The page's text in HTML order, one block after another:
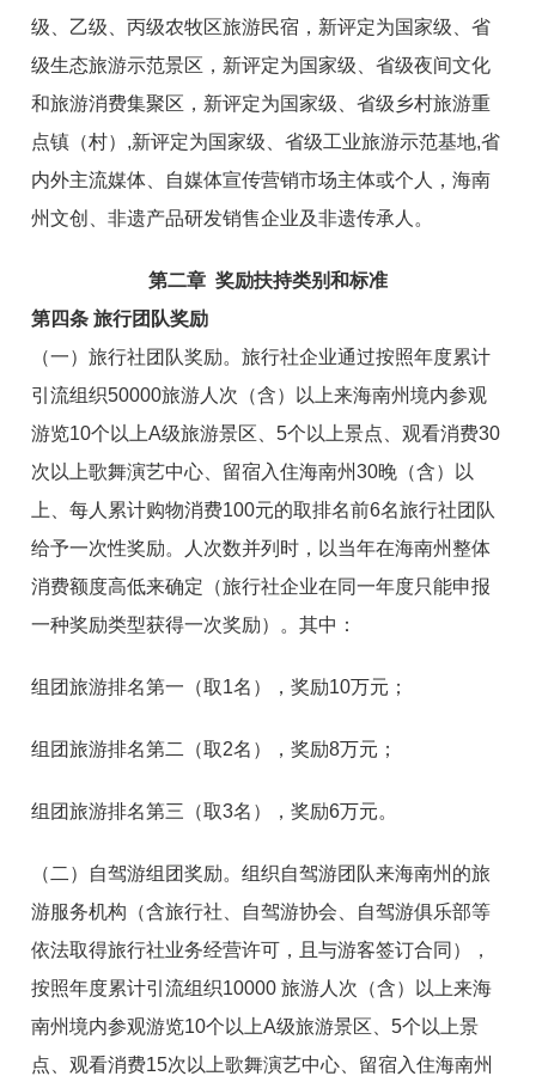
级、乙级、丙级农牧区旅游民宿，新评定为国家级、省
级生态旅游示范景区，新评定为国家级、省级夜间文化
和旅游消费集聚区，新评定为国家级、省级乡村旅游重
点镇（村）,新评定为国家级、省级工业旅游示范基地,省
内外主流媒体、自媒体宣传营销市场主体或个人，海南
州文创、非遗产品研发销售企业及非遗传承人。
第二章 奖励扶持类别和标准
第四条 旅行团队奖励
（一）旅行社团队奖励。旅行社企业通过按照年度累计
引流组织50000旅游人次（含）以上来海南州境内参观
游览10个以上A级旅游景区、5个以上景点、观看消费30
次以上歌舞演艺中心、留宿入住海南州30晚（含）以
上、每人累计购物消费100元的取排名前6名旅行社团队
给予一次性奖励。人次数并列时，以当年在海南州整体
消费额度高低来确定（旅行社企业在同一年度只能申报
一种奖励类型获得一次奖励）。其中：
组团旅游排名第一（取1名），奖励10万元；
组团旅游排名第二（取2名），奖励8万元；
组团旅游排名第三（取3名），奖励6万元。
（二）自驾游组团奖励。组织自驾游团队来海南州的旅
游服务机构（含旅行社、自驾游协会、自驾游俱乐部等
依法取得旅行社业务经营许可，且与游客签订合同），
按照年度累计引流组织10000 旅游人次（含）以上来海
南州境内参观游览10个以上A级旅游景区、5个以上景
点、观看消费15次以上歌舞演艺中心、留宿入住海南州